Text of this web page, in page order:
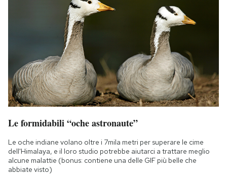
Le formidabili “oche astronaute”
Le oche indiane volano oltre i 7mila metri per superare le cime
dell'Himalaya, e il loro studio potrebbe aiutarci a trattare meglio
alcune malattie (bonus: contiene una delle GIF più belle che
abbiate visto)